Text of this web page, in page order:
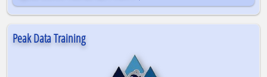
Peak Data Training